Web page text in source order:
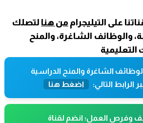
على التيليجرام من هنا لتصلك
والوظائف الشاغرة، والمنح
التعليمية
الشاغرة والمنح الدراسية
التالي:
اضغط هنا
وفرص العمل؛ انضم لقناة